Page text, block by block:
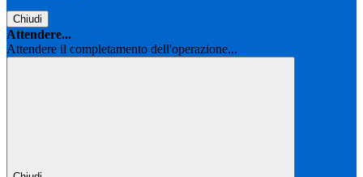
Chiudi
Attendere...
Attendere il completamento dell'operazione...